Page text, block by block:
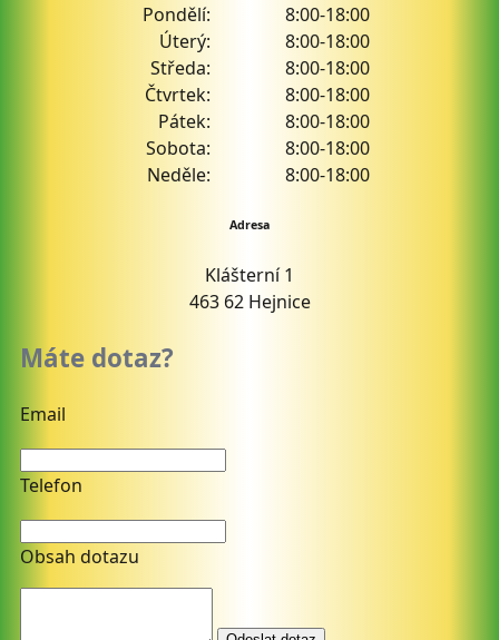
Pondělí:
8:00-18:00
Úterý:
8:00-18:00
Středa:
8:00-18:00
Čtvrtek:
8:00-18:00
Pátek:
8:00-18:00
Sobota:
8:00-18:00
Neděle:
8:00-18:00
Adresa
Klášterní 1
463 62 Hejnice
Máte dotaz?
Email
Telefon
Obsah dotazu